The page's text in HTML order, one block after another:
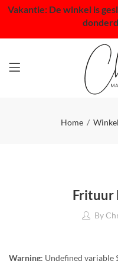
Vakantie: De winkel is
Home Winkel
Frituur
By
Warning: Undefined variable